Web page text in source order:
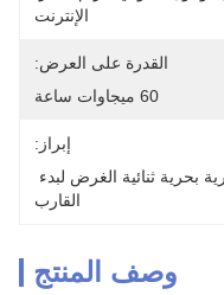
الإنترنت
القدرة على العرض:
60 ميجاوات ساعة
إبراز:
القارب
وصف المنتج